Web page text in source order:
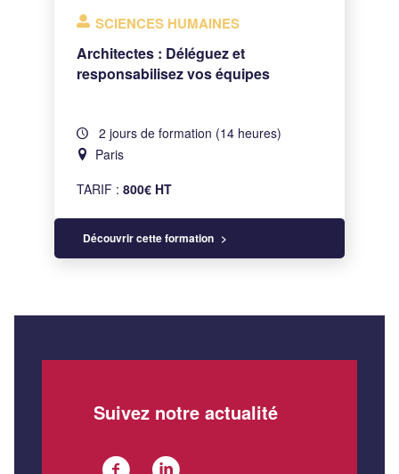
SCIENCES HUMAINES
Architectes : Déléguez et
responsabilisez vos équipes
2 jours de formation (14 heures)
Paris
TARIF :800€ HT
Découvrir cette formation
Suivez notre actualité